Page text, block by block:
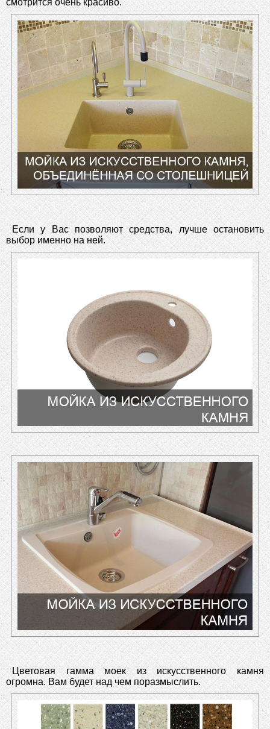
смотрится очень красиво.
Если у Вас позволяют средства, лучше остановить
выбор именно на ней.
Цветовая гамма моек из искусственного камня
огромна. Вам будет над чем поразмыслить.